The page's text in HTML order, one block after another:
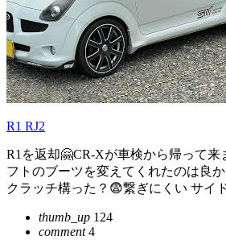
R1 RJ2
R1を返却🤗CR-Xが車検から帰って来
フトのブーツを変えてくれたのは良
クラッチ構った？😨繋ぎにくい サイ
thumb_up 124
comment4